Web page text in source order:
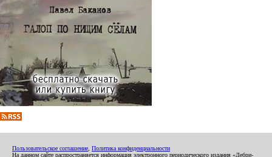
Пользовательское соглашение Политика конфиденциальности
На данном сайте распространяется информация электронного периодического издания «Дебри-